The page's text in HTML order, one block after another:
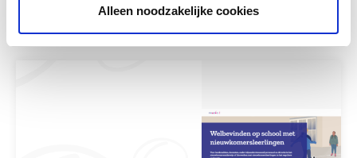
Alleen noodzakelijke cookies
Meer lezen